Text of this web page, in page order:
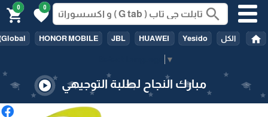
▼
search
0
favorite
0
shopping_cart
home الكل HONOR MOBILE JBL HUAWEI Yesido
مبارك النجاح لطلبة التوجيهي play_circle